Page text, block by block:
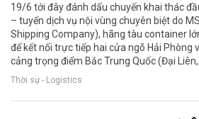
19/6 tới đây đánh dấu chuyến khai thác
– tuyến dịch vụ nội vùng chuyên biệt do
Shipping Company), hãng tàu container
để kết nối trực tiếp hai cửa ngõ Hải Phòng
cảng trọng điểm Bắc Trung Quốc (Đại
Thời sự - Logistics